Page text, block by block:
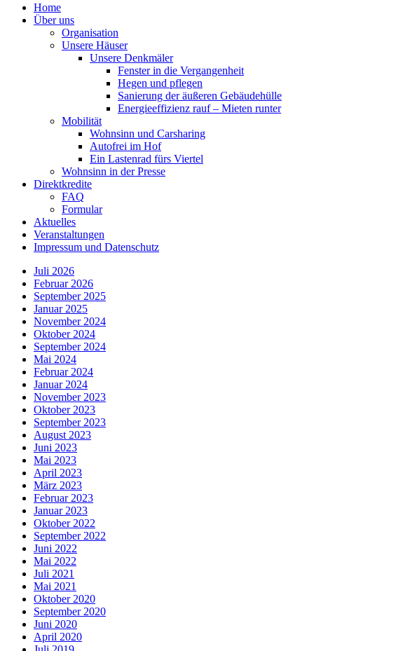
Home
Über uns
Organisation
Unsere Häuser
Unsere Denkmäler
Fenster in die Vergangenheit
Hegen und pflegen
Sanierung der äußeren Gebäudehülle
Energieeffizienz rauf – Mieten runter
Mobilität
Wohnsinn und Carsharing
Autofrei im Hof
Ein Lastenrad fürs Viertel
Wohnsinn in der Presse
Direktkredite
FAQ
Formular
Aktuelles
Veranstaltungen
Impressum und Datenschutz
Juli 2026
Februar 2026
September 2025
Januar 2025
November 2024
Oktober 2024
September 2024
Mai 2024
Februar 2024
Januar 2024
November 2023
Oktober 2023
September 2023
August 2023
Juni 2023
Mai 2023
April 2023
März 2023
Februar 2023
Januar 2023
Oktober 2022
September 2022
Juni 2022
Mai 2022
Juli 2021
Mai 2021
Oktober 2020
September 2020
Juni 2020
April 2020